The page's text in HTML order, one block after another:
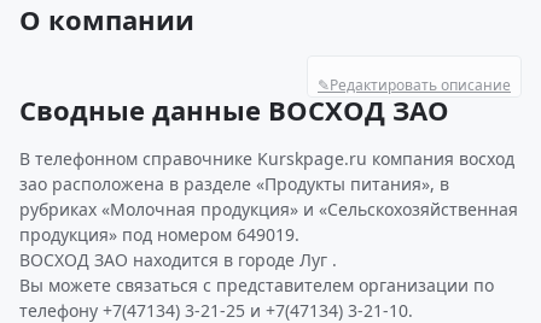
О компании
✎Редактировать описание
Сводные данные ВОСХОД ЗАО
В телефонном справочнике Kurskpage.ru компания восход
зао расположена в разделе «Продукты питания», в
рубриках «Молочная продукция» и «Сельскохозяйственная
продукция» под номером 649019.
ВОСХОД ЗАО находится в городе Луг .
Вы можете связаться с представителем организации по
телефону +7(47134) 3-21-25 и +7(47134) 3-21-10.